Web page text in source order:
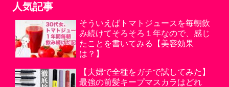
人気記事
そういえばトマトジュースを毎朝飲
み続けてそろそろ１年なので、感じ
たことを書いてみる【美容効果
は？】
【夫婦で全種をガチで試してみた】
最強の前髪キープマスカラはどれ